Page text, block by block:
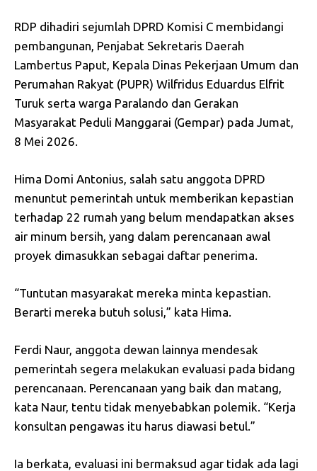
RDP dihadiri sejumlah DPRD Komisi C membidangi
pembangunan, Penjabat Sekretaris Daerah
Lambertus Paput, Kepala Dinas Pekerjaan Umum dan
Perumahan Rakyat (PUPR) Wilfridus Eduardus Elfrit
Turuk serta warga Paralando dan Gerakan
Masyarakat Peduli Manggarai (Gempar) pada Jumat,
8 Mei 2026.
Hima Domi Antonius, salah satu anggota DPRD
menuntut pemerintah untuk memberikan kepastian
terhadap 22 rumah yang belum mendapatkan akses
air minum bersih, yang dalam perencanaan awal
proyek dimasukkan sebagai daftar penerima.
“Tuntutan masyarakat mereka minta kepastian.
Berarti mereka butuh solusi,” kata Hima.
Ferdi Naur, anggota dewan lainnya mendesak
pemerintah segera melakukan evaluasi pada bidang
perencanaan. Perencanaan yang baik dan matang,
kata Naur, tentu tidak menyebabkan polemik. “Kerja
konsultan pengawas itu harus diawasi betul.”
Ia berkata, evaluasi ini bermaksud agar tidak ada lagi